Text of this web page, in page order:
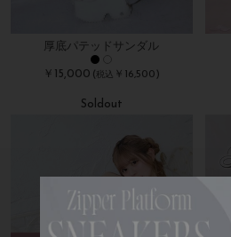
厚底パテッドサンダル
￥15,000 (税込 ￥16,500)
Soldout